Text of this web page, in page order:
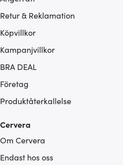
Retur & Reklamation
Köpvillkor
Kampanjvillkor
BRA DEAL
Företag
Produktåterkallelse
Cervera
Om Cervera
Endast hos oss